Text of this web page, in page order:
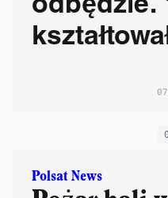
odbędzie.
się
Polsat News